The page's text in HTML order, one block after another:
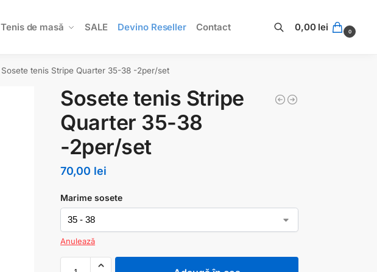
Tenis de masă SALE Devino Reseller Contact
Caută
0,00 lei 0
Sosete tenis Stripe Quarter 35-38 -2per/set
Sosete tenis Stripe
Quarter 35-38
-2per/set
70,00 lei
Marime sosete
Anulează